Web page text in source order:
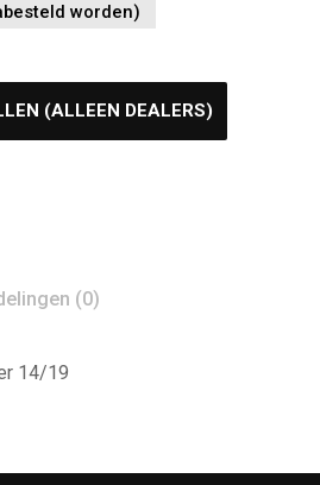
worden)
(ALLEEN DEALERS)
(0)
14/19